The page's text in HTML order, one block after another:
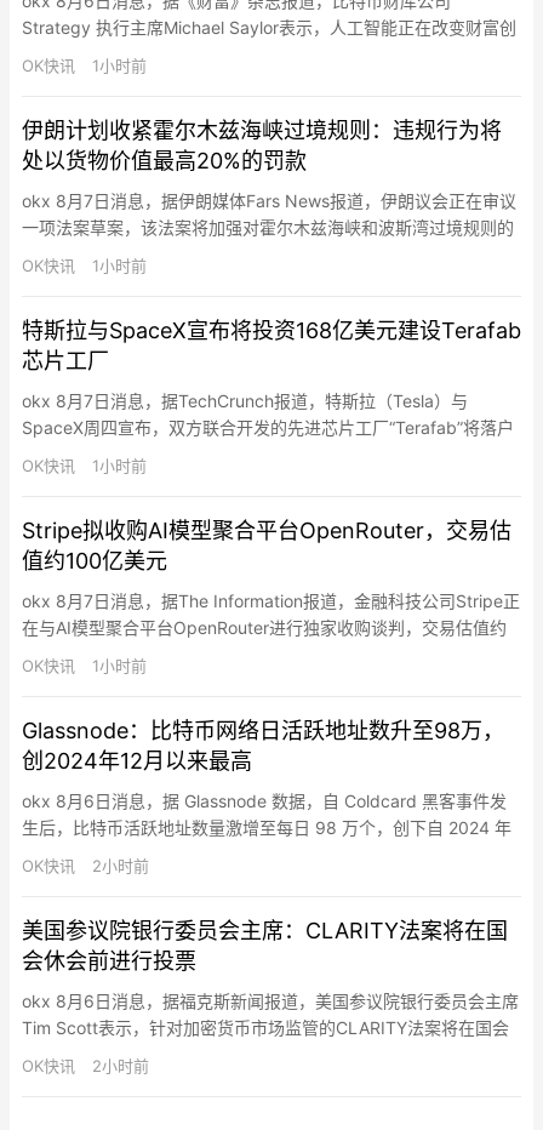
Strategy 执行主席Michael Saylor表示，人工智能正在改变财富创
造方式，企业和个人不应试图与机器竞争，而应利用AI放大自身能
力。Saylor在接受采访时称，他利用ChatGPT帮助Strategy设计基
筹集约150亿美元资金…
OK快讯 1小时前
伊朗计划收紧霍尔木兹海峡过境规则：违规行为将
处以货物价值最高20%的罚款
okx 8月7日消息，据伊朗媒体Fars News报道，伊朗议会正在审议
一项法案草案，该法案将加强对霍尔木兹海峡和波斯湾过境规则的
管控。主要建议包括：禁止与美国、以色列及其他敌对国家有关联
的船只通行 ；限制与以色列相关的军民货物运输 ；限制与针对“抵
开放通航；对违规行为处以货物价值最高达20%的罚款…
OK快讯 1小时前
特斯拉与SpaceX宣布将投资168亿美元建设Terafab
芯片工厂
okx 8月7日消息，据TechCrunch报道，特斯拉（Tesla）与
SpaceX周四宣布，双方联合开发的先进芯片工厂“Terafab”将落户
美国得州格莱姆斯县（Grimes County），位于休斯顿附近，项目
首期投资规模达168亿美元。SpaceX表示，该工厂计划建设超过1
最大的半导体制造设施…
OK快讯 1小时前
Stripe拟收购AI模型聚合平台OpenRouter，交易估
值约100亿美元
okx 8月7日消息，据The Information报道，金融科技公司Stripe正
在与AI模型聚合平台OpenRouter进行独家收购谈判，交易估值约
为100亿美元。知情人士透露，OpenRouter此前已收到多家大型科
技公司的收购兴趣，但目前Stripe已进入独家谈判阶段。相关交易
2023…
OK快讯 1小时前
Glassnode：比特币网络日活跃地址数升至98万，
创2024年12月以来最高
okx 8月6日消息，据 Glassnode 数据，自 Coldcard 黑客事件发
生后，比特币活跃地址数量激增至每日 98 万个，创下自 2024 年
12 月以来的最高纪录。这是由恐慌情绪驱动的链上活动。持有者将
资金转移到其他托管平台，反映的是出于安全考虑，而非市场信心
OK快讯 2小时前
美国参议院银行委员会主席：CLARITY法案将在国
会休会前进行投票
okx 8月6日消息，据福克斯新闻报道，美国参议院银行委员会主席
Tim Scott表示，针对加密货币市场监管的CLARITY法案将在国会
休会前迎来投票，“毫无疑问会进行表决”，他表示参议院可能会延
长工作时间，不仅限于未来两天，以推动相关立法取得进展。他
OK快讯 2小时前